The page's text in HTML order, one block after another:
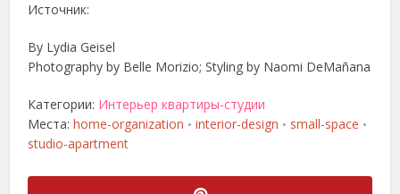
Источник:
By Lydia Geisel
Photography by Belle Morizio; Styling by Naomi DeMañana
Категории: Интерьер квартиры-студии
Места:home-organization • interior-design • small-space •
studio-apartment